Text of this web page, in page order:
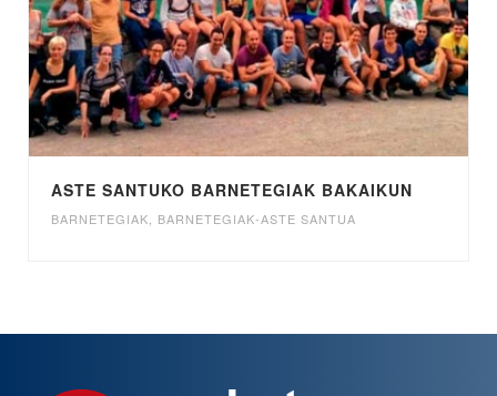
ASTE SANTUKO BARNETEGIAK BAKAIKUN
BARNETEGIAK BARNETEGIAK-ASTE SANTUA